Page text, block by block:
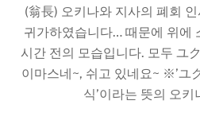
(翁長) 오키나와 지사의 폐회
귀가하였습니다… 때문에 위에
시간 전의 모습입니다. 모두 ユ
이마스네~, 쉬고 있네요~ ※’ユク
식’이라는 뜻의 오